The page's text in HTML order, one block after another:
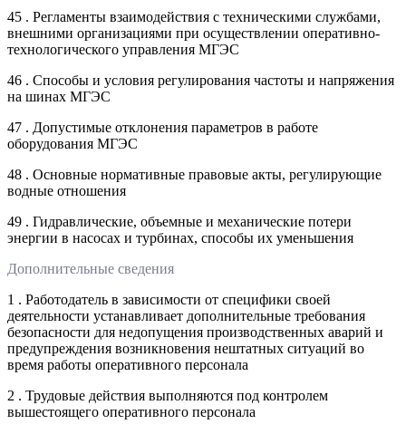
45 . Регламенты взаимодействия с техническими службами,
внешними организациями при осуществлении оперативно-
технологического управления МГЭС
46 . Способы и условия регулирования частоты и напряжения
на шинах МГЭС
47 . Допустимые отклонения параметров в работе
оборудования МГЭС
48 . Основные нормативные правовые акты, регулирующие
водные отношения
49 . Гидравлические, объемные и механические потери
энергии в насосах и турбинах, способы их уменьшения
Дополнительные сведения
1 . Работодатель в зависимости от специфики своей
деятельности устанавливает дополнительные требования
безопасности для недопущения производственных аварий и
предупреждения возникновения нештатных ситуаций во
время работы оперативного персонала
2 . Трудовые действия выполняются под контролем
вышестоящего оперативного персонала